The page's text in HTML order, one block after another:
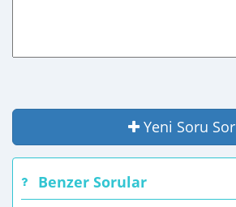
Yeni Soru Sor
Benzer Sorular